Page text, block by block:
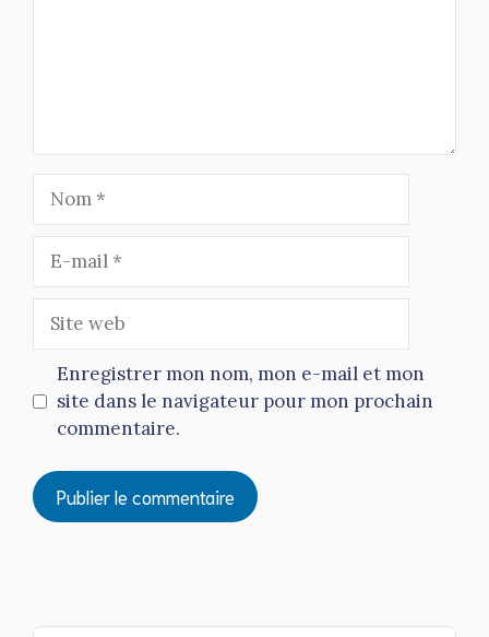
Nom
E-
mail
Site
web
Enregistrer mon nom, mon e-mail et mon
site dans le navigateur pour mon prochain
commentaire.